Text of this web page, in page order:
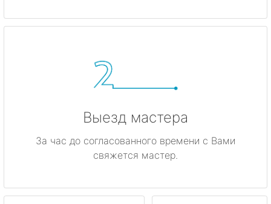
Выезд мастера
За час до согласованного времени с Вами
свяжется мастер.